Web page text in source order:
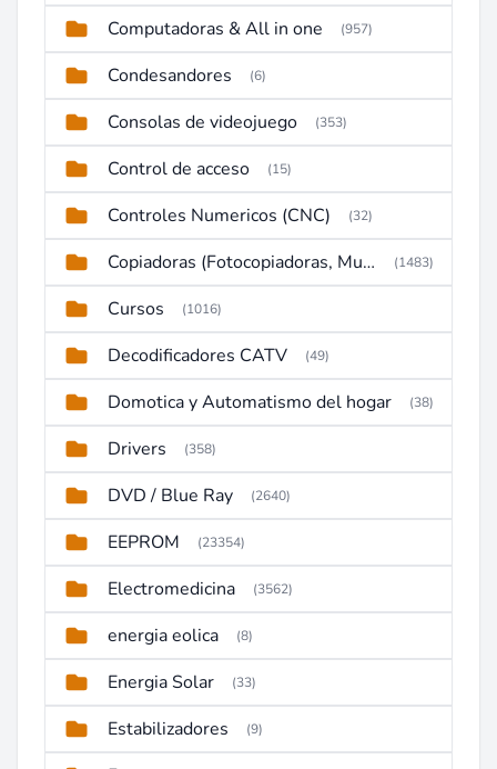
Computadoras & All in one (957)
Condesandores (6)
Consolas de videojuego (353)
Control de acceso (15)
Controles Numericos (CNC) (32)
Copiadoras (Fotocopiadoras, Multifunctions, Ploter, etc) (1483)
Cursos (1016)
Decodificadores CATV (49)
Domotica y Automatismo del hogar (38)
Drivers (358)
DVD / Blue Ray (2640)
EEPROM (23354)
Electromedicina (3562)
energia eolica (8)
Energia Solar (33)
Estabilizadores (9)